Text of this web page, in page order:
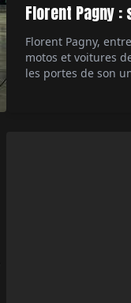
Florent Pagny
Florent Pagny,
motos et voitures
les portes de son